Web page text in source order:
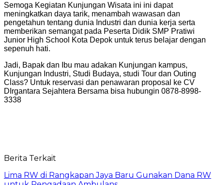
Semoga Kegiatan Kunjungan Wisata ini ini dapat
meningkatkan daya tarik, menambah wawasan dan
pengetahun tentang dunia Industri dan dunia kerja serta
memberikan semangat pada Peserta Didik SMP Pratiwi
Junior High School Kota Depok untuk terus belajar dengan
sepenuh hati.
Jadi, Bapak dan Ibu mau adakan Kunjungan kampus,
Kunjungan Industri, Studi Budaya, studi Tour dan Outing
Class? Untuk reservasi dan penawaran proposal ke CV
DIrgantara Sejahtera Bersama bisa hubungin 0878-8998-
3338
Berita Terkait
Lima RW di Rangkapan Jaya Baru Gunakan Dana RW